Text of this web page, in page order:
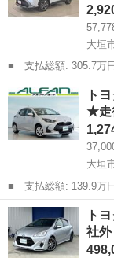
大垣
■ 支払総額: 305.7万円 ■ 車両本体価格： 2,920,000 円 ■ メーカ
ー名： トヨタ ■ 車
イブリッド Ｚ 禁煙
証 ４Ｗ...
岐阜 大垣市
ト
★走
大垣
■ 支払総額: 139.9万円 ■ 車両本体価格： 1,274,000 円 ■ メーカ
ー名： トヨタ ■ 車
被害軽減システム
マートキ...
岐阜 大垣市
ト
社